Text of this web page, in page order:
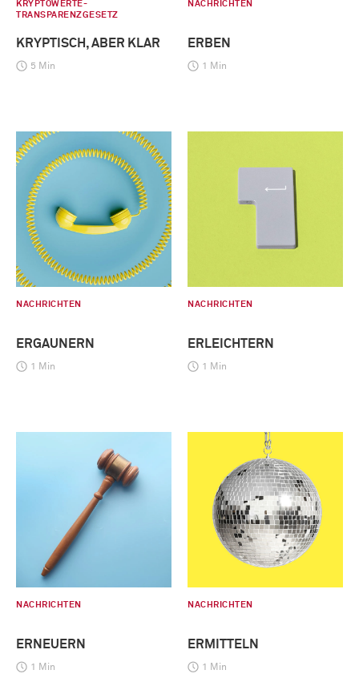
KRYPTOWERTE-
TRANSPARENZGESETZ
KRYPTISCH, ABER KLAR
5 Min
NACHRICHTEN
ERBEN
1 Min
NACHRICHTEN
ERGAUNERN
1 Min
NACHRICHTEN
ERLEICHTERN
1 Min
NACHRICHTEN
ERNEUERN
1 Min
NACHRICHTEN
ERMITTELN
1 Min